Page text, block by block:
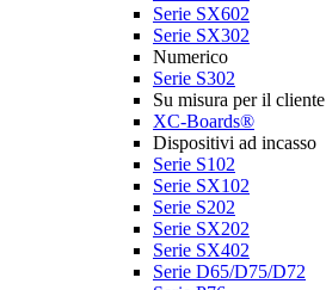
Serie SX602
Serie SX302
Numerico
Serie S302
Su misura per il cliente
XC-Boards®
Dispositivi ad incasso
Serie S102
Serie SX102
Serie S202
Serie SX202
Serie SX402
Serie D65/D75/D72